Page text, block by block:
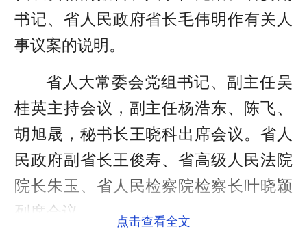
书记、省人民政府省长毛伟明作有关人
事议案的说明。
省人大常委会党组书记、副主任吴
桂英主持会议，副主任杨浩东、陈飞、
胡旭晟，秘书长王晓科出席会议。省人
民政府副省长王俊寿、省高级人民法院
院长朱玉、省人民检察院检察长叶晓颖
列席会议。
点击查看全文